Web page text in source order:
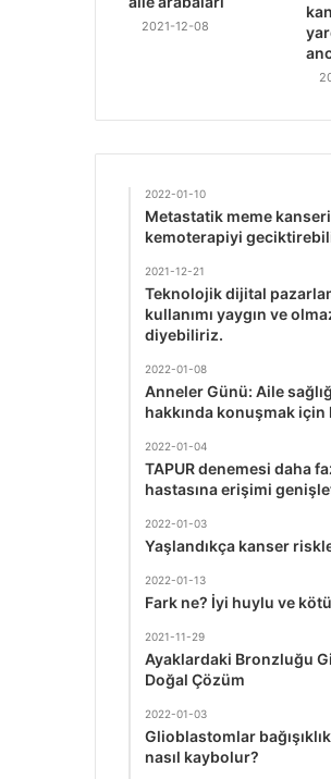
2021-12-08
2022-01-10
Metastatik meme
kemoterapiyi
2021-12-21
Teknolojik dijital
kullanımı yaygın ve
diyebiliriz.
2022-01-08
Anneler Günü: Aile
hakkında konuşmak
2022-01-04
TAPUR denemesi daha
hastasına erişimi
2022-01-03
Yaşlandıkça kanser
2022-01-13
Fark ne? İyi huylu ve
2021-11-29
Ayaklardaki Bronzluğu
Doğal Çözüm
2022-01-03
Glioblastomlar
nasıl kaybolur?